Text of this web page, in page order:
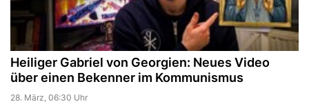
Heiliger Gabriel von Georgien: Neues Video
über einen Bekenner im Kommunismus
28. März, 06:30 Uhr